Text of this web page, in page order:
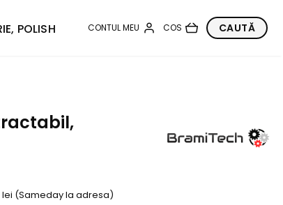
POLISH
lei (Sameday la adresa)